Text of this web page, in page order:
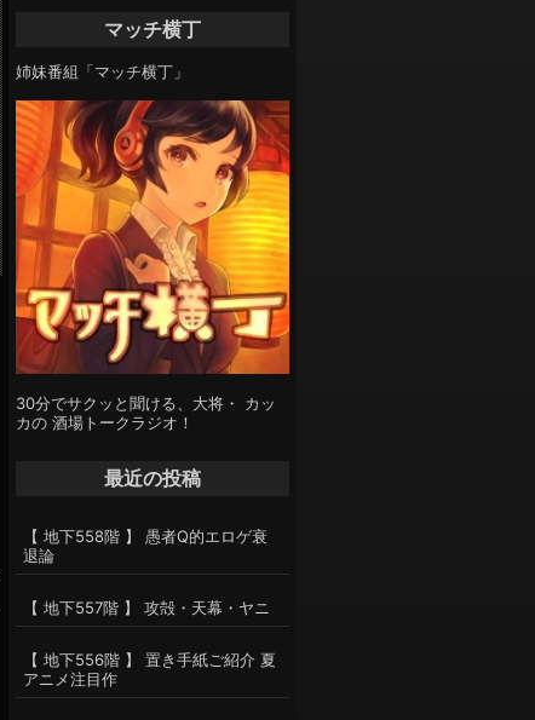
マッチ横丁
姉妹番組「マッチ横丁」
30分でサクッと聞ける、大将・ カッ
カの 酒場トークラジオ！
最近の投稿
【 地下558階 】 愚者Q的エロゲ衰
退論
【 地下557階 】 攻殻・天幕・ヤニ
【 地下556階 】 置き手紙ご紹介 夏
アニメ注目作